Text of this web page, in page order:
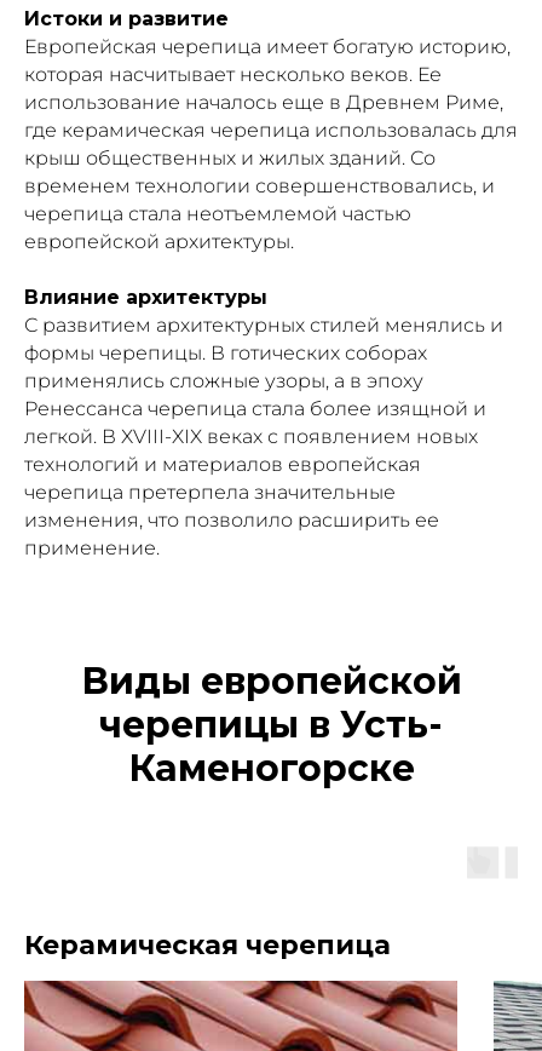
Истоки и развитие
Европейская черепица имеет богатую историю,
которая насчитывает несколько веков. Ее
использование началось еще в Древнем Риме,
где керамическая черепица использовалась для
крыш общественных и жилых зданий. Со
временем технологии совершенствовались, и
черепица стала неотъемлемой частью
европейской архитектуры.
Влияние архитектуры
С развитием архитектурных стилей менялись и
формы черепицы. В готических соборах
применялись сложные узоры, а в эпоху
Ренессанса черепица стала более изящной и
легкой. В XVIII-XIX веках с появлением новых
технологий и материалов европейская
черепица претерпела значительные
изменения, что позволило расширить ее
применение.
Виды европейской
черепицы в Усть-
Каменогорске
Керамическая черепица